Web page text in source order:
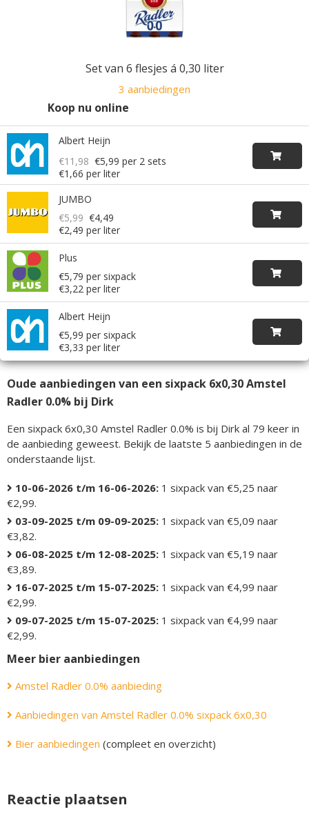
Set van 6 flesjes á 0,30 liter
3 aanbiedingen
Koop nu online
Albert Heijn
€11,98 €5,99 per 2 sets
€1,66 per liter
JUMBO
€5,99 €4,49
€2,49 per liter
Plus
€5,79 per sixpack
€3,22 per liter
Albert Heijn
€5,99 per sixpack
€3,33 per liter
Oude aanbiedingen van een sixpack 6x0,30 Amstel
Radler 0.0% bij Dirk
Een sixpack 6x0,30 Amstel Radler 0.0% is bij Dirk al 79 keer in
de aanbieding geweest. Bekijk de laatste 5 aanbiedingen in de
onderstaande lijst.
10-06-2026 t/m 16-06-2026: 1 sixpack van €5,25 naar
€2,99.
03-09-2025 t/m 09-09-2025: 1 sixpack van €5,09 naar
€3,82.
06-08-2025 t/m 12-08-2025: 1 sixpack van €5,19 naar
€3,89.
16-07-2025 t/m 15-07-2025: 1 sixpack van €4,99 naar
€2,99.
09-07-2025 t/m 15-07-2025: 1 sixpack van €4,99 naar
€2,99.
Meer bier aanbiedingen
Amstel Radler 0.0% aanbieding
Aanbiedingen van Amstel Radler 0.0% sixpack 6x0,30
Bier aanbiedingen (compleet en overzicht)
Reactie plaatsen